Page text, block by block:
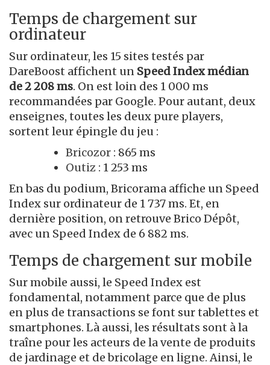
Temps de chargement sur
ordinateur
Sur ordinateur, les 15 sites testés par
DareBoost affichent un Speed Index médian
de 2 208 ms. On est loin des 1 000 ms
recommandées par Google. Pour autant, deux
enseignes, toutes les deux pure players,
sortent leur épingle du jeu :
Bricozor : 865 ms
Outiz : 1 253 ms
En bas du podium, Bricorama affiche un Speed
Index sur ordinateur de 1 737 ms. Et, en
dernière position, on retrouve Brico Dépôt,
avec un Speed Index de 6 882 ms.
Temps de chargement sur mobile
Sur mobile aussi, le Speed Index est
fondamental, notamment parce que de plus
en plus de transactions se font sur tablettes et
smartphones. Là aussi, les résultats sont à la
traîne pour les acteurs de la vente de produits
de jardinage et de bricolage en ligne. Ainsi, le